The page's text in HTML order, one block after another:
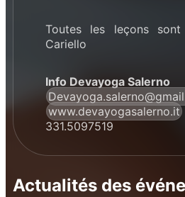
Toutes les leçons
Cariello
Info Devayoga Salerno
www.devayogasalerno.it
331.5097519
Actualités des